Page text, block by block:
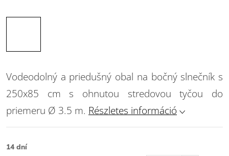
Vodeodolný a priedušný obal na bočný slnečník s
250x85 cm s ohnutou stredovou tyčou do
priemeru Ø 3.5 m. Részletes információ
14 dní